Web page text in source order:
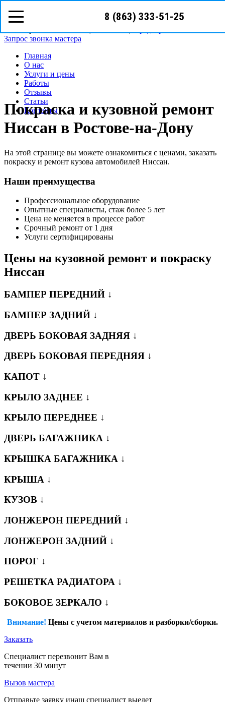
8 (863)
Ростов-на-Дону, ул.Текучёва д.209Б
Запрос звонка мастера
Главная
О нас
Услуги и цены
Работы
Отзывы
Статьи
Контакты
Покраска и кузовной ремонт
Ниссан в Ростове-на-Дону
На этой странице вы можете ознакомиться с ценами, заказать
покраску и ремонт кузова автомобилей Ниссан.
Наши преимущества
Профессиональное оборудование
Опытные специалисты, стаж более 5 лет
Цена не меняется в процессе работ
Срочный ремонт от 1 дня
Услуги сертифицированы
Цены на кузовной ремонт и покраску
Ниссан
БАМПЕР ПЕРЕДНИЙ ↓
БАМПЕР ЗАДНИЙ ↓
ДВЕРЬ БОКОВАЯ ЗАДНЯЯ ↓
ДВЕРЬ БОКОВАЯ ПЕРЕДНЯЯ ↓
КАПОТ ↓
КРЫЛО ЗАДНЕЕ ↓
КРЫЛО ПЕРЕДНЕЕ ↓
ДВЕРЬ БАГАЖНИКА ↓
КРЫШКА БАГАЖНИКА ↓
КРЫША ↓
КУЗОВ ↓
ЛОНЖЕРОН ПЕРЕДНИЙ ↓
ЛОНЖЕРОН ЗАДНИЙ ↓
ПОРОГ ↓
РЕШЕТКА РАДИАТОРА ↓
БОКОВОЕ ЗЕРКАЛО ↓
Внимание! Цены с учетом материалов и разборки/сборки.
Заказать
Специалист перезвонит Вам в
течении 30 минут
Вызов мастера
Отправьте заявку инаш специалист выедет
8 (863) 333-51-25